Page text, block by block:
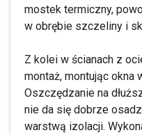
mostek termiczny,
w obrębie szczeliny i
Z kolei w ścianach z
montaż, montując okna
Oszczędzanie na
nie da się dobrze
warstwą izolacji.